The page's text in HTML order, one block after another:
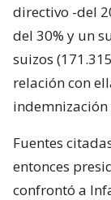
directivo -del
del 30% y un
suizos
relación con
Fuentes
entonces
confrontó a